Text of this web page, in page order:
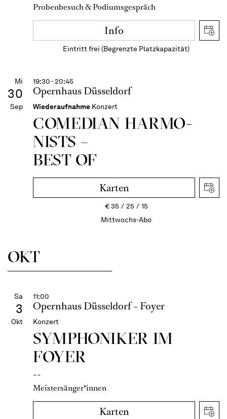
Probenbesuch & Podiumsgespräch
Info
Eintritt frei (Begrenzte Platzkapazität)
Mi
30
Sep
19:30 - 20:45
Opernhaus Düsseldorf
Wiederaufnahme Konzert
COME­DIAN HARMO­
NISTS –
BEST OF
Karten
€35 25
15
Mittwochs-Abo
OKT
Sa
3
Okt
11:00
Opernhaus Düsseldorf – Foyer
Konzert
SYMPHONIKER IM
FOYER
--
Meistersänger*innen
Karten